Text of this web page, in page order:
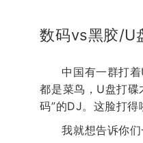
数码vs黑胶/U
中国有一群打
都是菜鸟，U盘打
码”的DJ。这脸打得
我就想告诉你